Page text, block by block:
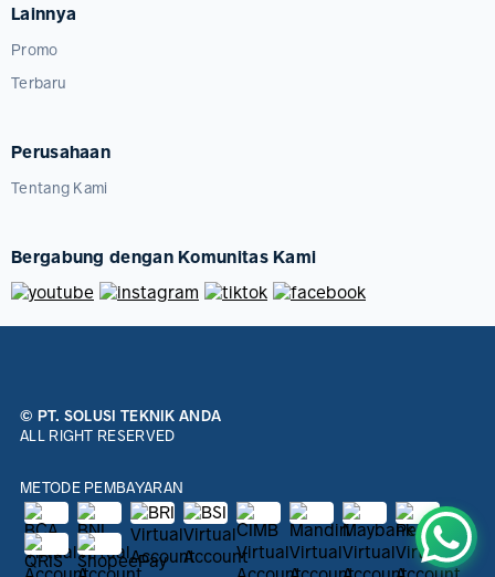
Lainnya
Promo
Terbaru
Perusahaan
Tentang Kami
Bergabung dengan Komunitas Kami
© PT. SOLUSI TEKNIK ANDA
ALL RIGHT RESERVED
METODE PEMBAYARAN